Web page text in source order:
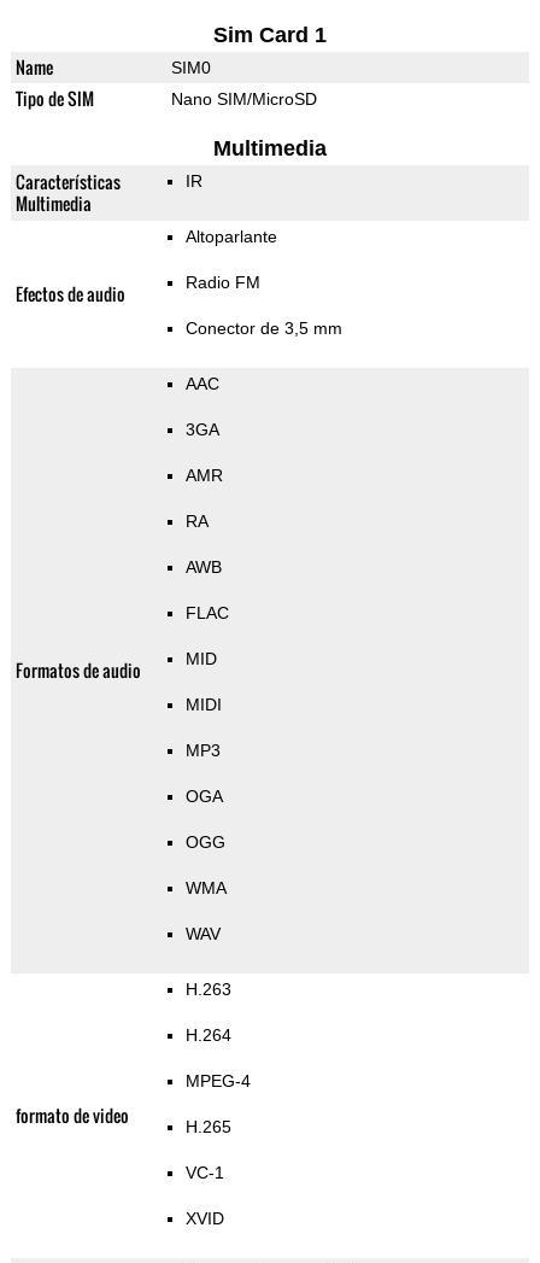
Sim Card 1
Name SIM0
Tipo de SIM Nano SIM/MicroSD
Multimedia
Características
Multimedia
IR
Efectos de audio
Altoparlante
Radio FM
Conector de 3,5 mm
Formatos de audio
AAC
3GA
AMR
RA
AWB
FLAC
MID
MIDI
MP3
OGA
OGG
WMA
WAV
formato de video
H.263
H.264
MPEG-4
H.265
VC-1
XVID